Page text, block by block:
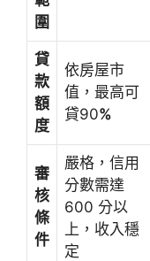
圍
貸
款
額
度
依房屋市
值，最高可
貸90%
審
核
條
件
嚴格，信用
分數需達
600 分以
上，收入穩
定